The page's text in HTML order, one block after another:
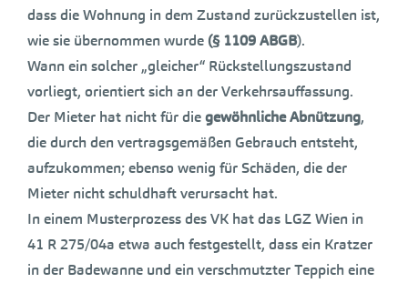
dass die Wohnung in dem Zustand zurückzustellen ist,
wie sie übernommen wurde (§ 1109 ABGB).
Wann ein solcher „gleicher“ Rückstellungszustand
vorliegt, orientiert sich an der Verkehrsauffassung.
Der Mieter hat nicht für diegewöhnliche Abnützung,
die durch den vertragsgemäßen Gebrauch entsteht,
aufzukommen; ebenso wenig für Schäden, die der
Mieter nicht schuldhaft verursacht hat.
In einem Musterprozess des VK hat das LGZ Wien in
41 R 275/04a etwa auch festgestellt, dass ein Kratzer
in der Badewanne und ein verschmutzter Teppich eine